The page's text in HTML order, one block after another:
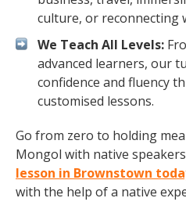
culture, or reconnecting
We Teach All Levels:
advanced learners, our
confidence and fluency
customised lessons.
Go from zero to holding
Mongol with native
lesson in Brownstown
with the help of a native